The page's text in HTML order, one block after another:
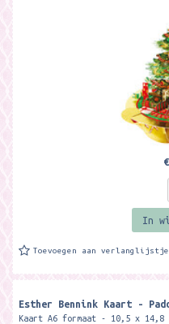
In
Toevoegen aan verlanglijstje
Esther Bennink Kaart -
Kaart A6 formaat - 10,5 x 14,8